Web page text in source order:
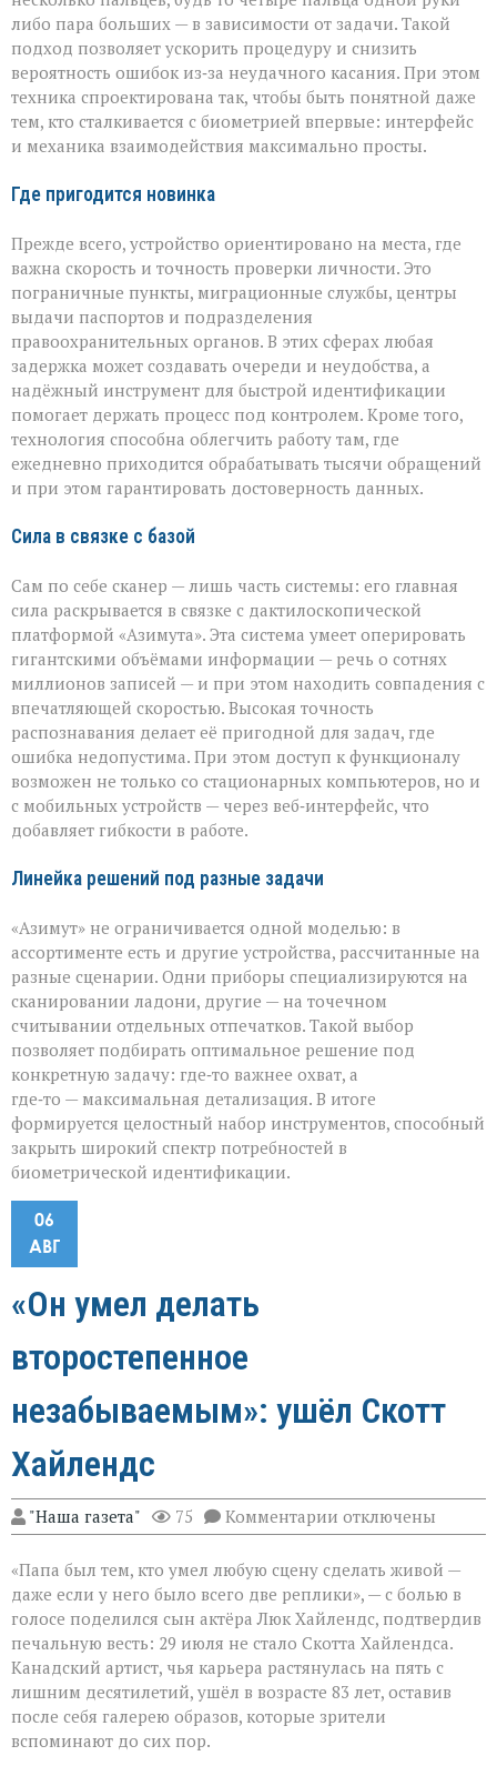
либо пара больших — в зависимости от задачи. Такой
подход позволяет ускорить процедуру и снизить
вероятность ошибок из‑за неудачного касания. При этом
техника спроектирована так, чтобы быть понятной даже
тем, кто сталкивается с биометрией впервые: интерфейс
и механика взаимодействия максимально просты.
Где пригодится новинка
Прежде всего, устройство ориентировано на места, где
важна скорость и точность проверки личности. Это
пограничные пункты, миграционные службы, центры
выдачи паспортов и подразделения
правоохранительных органов. В этих сферах любая
задержка может создавать очереди и неудобства, а
надёжный инструмент для быстрой идентификации
помогает держать процесс под контролем. Кроме того,
технология способна облегчить работу там, где
ежедневно приходится обрабатывать тысячи обращений
и при этом гарантировать достоверность данных.
Сила в связке с базой
Сам по себе сканер — лишь часть системы: его главная
сила раскрывается в связке с дактилоскопической
платформой «Азимута». Эта система умеет оперировать
гигантскими объёмами информации — речь о сотнях
миллионов записей — и при этом находить совпадения с
впечатляющей скоростью. Высокая точность
распознавания делает её пригодной для задач, где
ошибка недопустима. При этом доступ к функционалу
возможен не только со стационарных компьютеров, но и
с мобильных устройств — через веб‑интерфейс, что
добавляет гибкости в работе.
Линейка решений под разные задачи
«Азимут» не ограничивается одной моделью: в
ассортименте есть и другие устройства, рассчитанные на
разные сценарии. Одни приборы специализируются на
сканировании ладони, другие — на точечном
считывании отдельных отпечатков. Такой выбор
позволяет подбирать оптимальное решение под
конкретную задачу: где‑то важнее охват, а
где‑то — максимальная детализация. В итоге
формируется целостный набор инструментов, способный
закрыть широкий спектр потребностей в
биометрической идентификации.
06
АВГ
«Он умел делать
второстепенное
незабываемым»: ушёл Скотт
Хайлендс
"Наша газета" 75 Комментарии к
записи
умел
делать
второстепенное
незабываемым»:
ушёл
Скотт
Хайлендс
отключены
«Папа был тем, кто умел любую сцену сделать живой —
даже если у него было всего две реплики», — с болью в
голосе поделился сын актёра Люк Хайлендс, подтвердив
печальную весть: 29 июля не стало Скотта Хайлендса.
Канадский артист, чья карьера растянулась на пять с
лишним десятилетий, ушёл в возрасте 83 лет, оставив
после себя галерею образов, которые зрители
вспоминают до сих пор.